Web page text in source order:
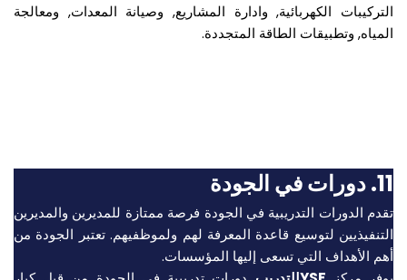
التركيبات الكهربائية, وادارة المشاريع, وصيانة المعدات, ومعالجة
المياه, وتطبيقات الطاقة المتجددة.
11. دورات في الجودة
تقدم الدورات التدريبية في الجودة فرصة ممتازة للمديرين والمديرين
التنفيذيين لتوسيع قاعدة المعرفة لهم ولموظفيهم. تعتبر الجودة من
أهم الأهداف التي تسعى إليها المؤسسات.